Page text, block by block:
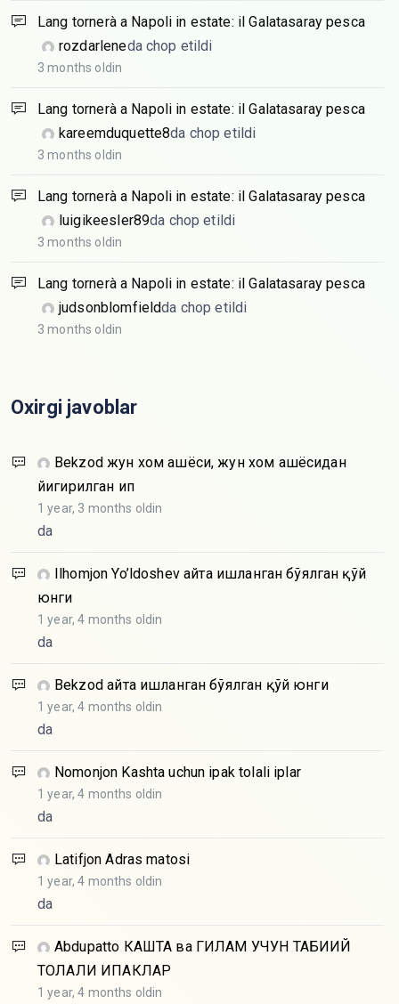
Lang tornerà a Napoli in estate: il Galatasaray pesca
rozdarleneda chop etildi
3 months oldin
Lang tornerà a Napoli in estate: il Galatasaray pesca
kareemduquette8da chop etildi
3 months oldin
Lang tornerà a Napoli in estate: il Galatasaray pesca
luigikeesler89da chop etildi
3 months oldin
Lang tornerà a Napoli in estate: il Galatasaray pesca
judsonblomfieldda chop etildi
3 months oldin
Oxirgi javoblar
Bekzod жун хом ашёси, жун хом ашёсидан
йигирилган ип
1 year, 3 months oldin
da
Ilhomjon Yo’ldoshev Қайта ишланган бўялган қўй
юнги
1 year, 4 months oldin
da
Bekzod Қайта ишланган бўялган қўй юнги
1 year, 4 months oldin
da
Nomonjon Kashta uchun ipak tolali iplar
1 year, 4 months oldin
da
Latifjon Adras matosi
1 year, 4 months oldin
da
Abdupatto КАШТА ва ГИЛАМ УЧУН ТАБИИЙ
ТОЛАЛИ ИПАКЛАР
1 year, 4 months oldin